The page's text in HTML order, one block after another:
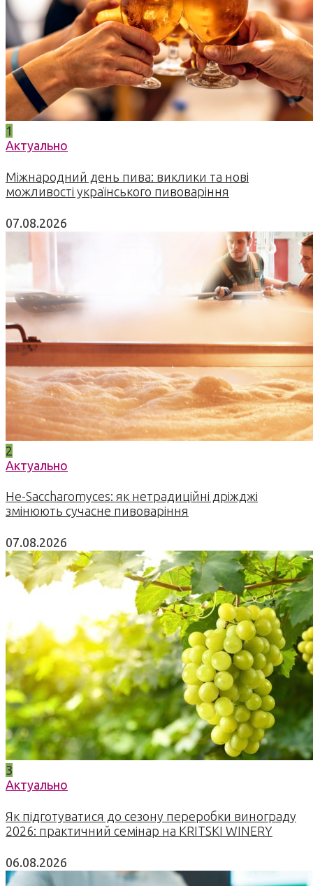
1
Актуально
Міжнародний день пива: виклики та нові
можливості українського пивоваріння
07.08.2026
2
Актуально
Не-Saccharomyces: як нетрадиційні дріжджі
змінюють сучасне пивоваріння
07.08.2026
3
Актуально
Як підготуватися до сезону переробки винограду
2026: практичний семінар на KRITSKI WINERY
06.08.2026